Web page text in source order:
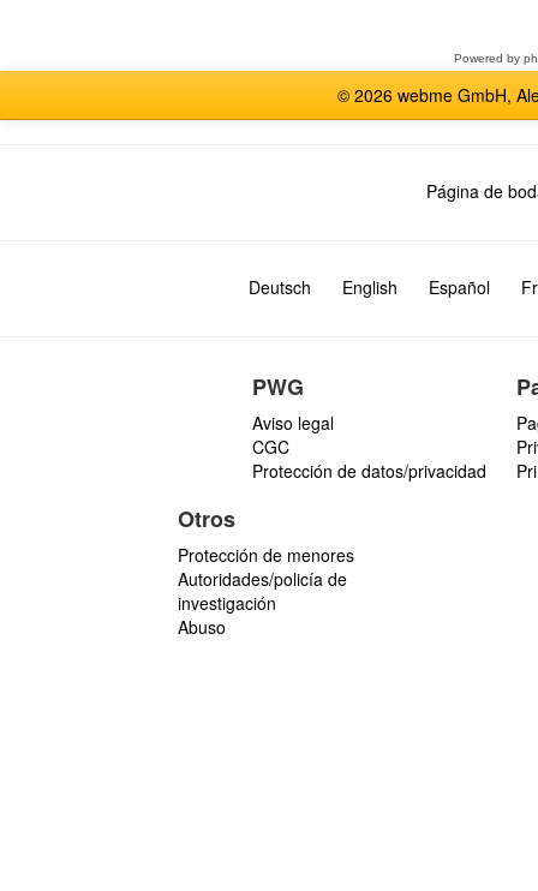
Powered by
© 2026 webme GmbH,
Página de
Deutsch English Español
PWG
Aviso legal
CGC
Protección de datos/privacidad
Otros
Protección de menores
Autoridades/policía de
investigación
Abuso